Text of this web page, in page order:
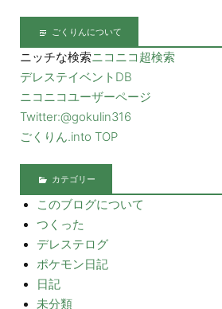
ごくりんについて
ニッチな検索ニコニコ超検索
デレステイベントDB
ニコニコユーザーページ
Twitter:@gokulin316
ごくりん.into TOP
カテゴリー
このブログについて
つくった
デレステログ
ポケモン日記
日記
未分類